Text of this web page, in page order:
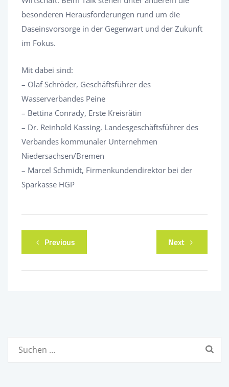
besonderen Herausforderungen rund um die
Daseinsvorsorge in der Gegenwart und der Zukunft
im Fokus.
Mit dabei sind:
– Olaf Schröder, Geschäftsführer des
Wasserverbandes Peine
– Bettina Conrady, Erste Kreisrätin
– Dr. Reinhold Kassing, Landesgeschäftsführer des
Verbandes kommunaler Unternehmen
Niedersachsen/Bremen
– Marcel Schmidt, Firmenkundendirektor bei der
Sparkasse HGP
Previous Next